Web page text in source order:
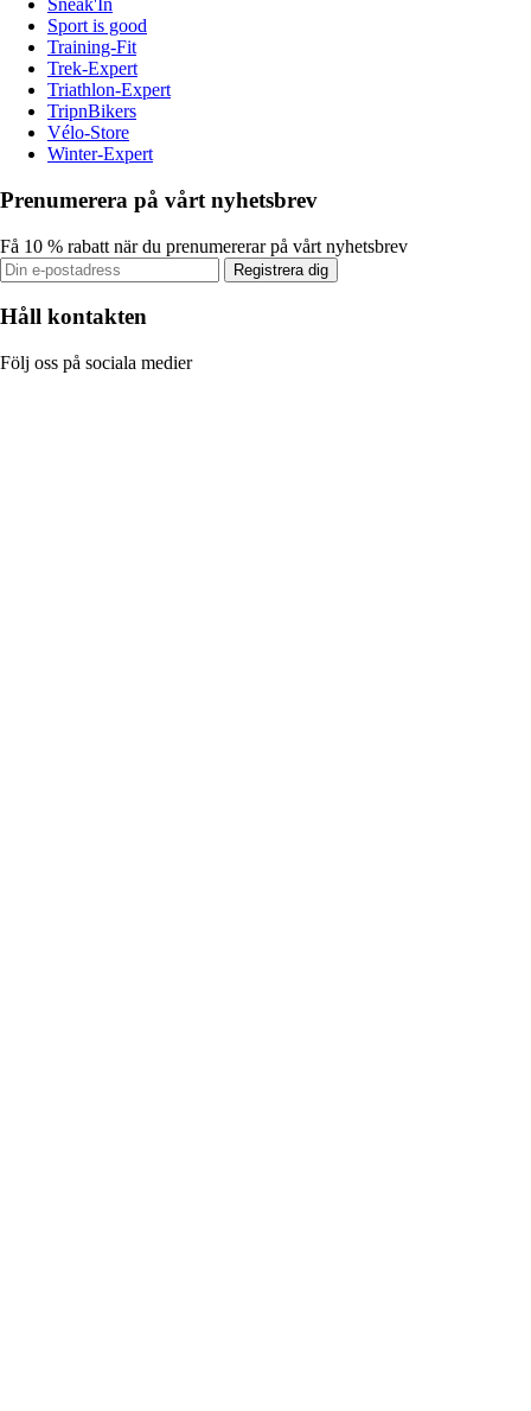
Sneak'In
Sport is good
Training-Fit
Trek-Expert
Triathlon-Expert
TripnBikers
Vélo-Store
Winter-Expert
Prenumerera på vårt nyhetsbrev
Få 10 % rabatt när du prenumererar på vårt nyhetsbrev
Registrera dig
Håll kontakten
Följ oss på sociala medier